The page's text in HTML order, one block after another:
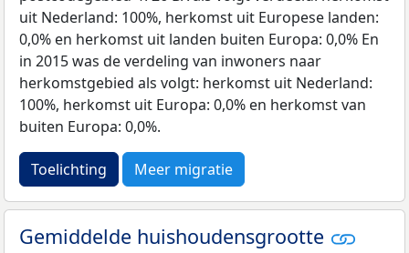
uit Nederland: 100%, herkomst uit Europese landen:
0,0% en herkomst uit landen buiten Europa: 0,0% En
in 2015 was de verdeling van inwoners naar
herkomstgebied als volgt: herkomst uit Nederland:
100%, herkomst uit Europa: 0,0% en herkomst van
buiten Europa: 0,0%.
Toelichting Meer migratie
Gemiddelde huishoudensgrootte